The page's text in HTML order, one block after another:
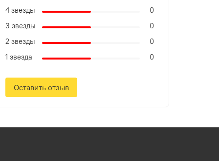
4 звезды
0
3 звезды
0
2 звезды
0
1 звезда
0
Оставить отзыв